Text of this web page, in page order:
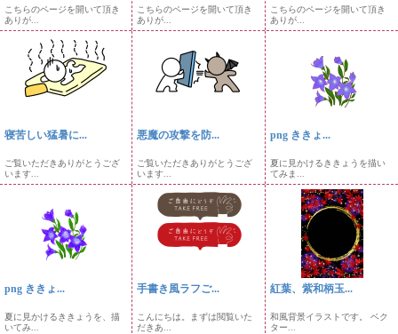
こちらのページを開いて頂き
ありが...
こちらのページを開いて頂き
ありが...
こちらのページを開いて頂き
ありが...
寝苦しい猛暑に...
ご覧いただきありがとうござ
います...
悪魔の攻撃を防...
ご覧いただきありがとうござ
います...
png ききょ...
夏に見かけるききょうを描い
てみま...
png ききょ...
夏に見かけるききょうを、描
いてみ...
手書き風ラフご...
こんにちは。まずは閲覧いた
だきあ...
紅葉、紫和柄玉...
和風背景イラストです。 ベク
ター...